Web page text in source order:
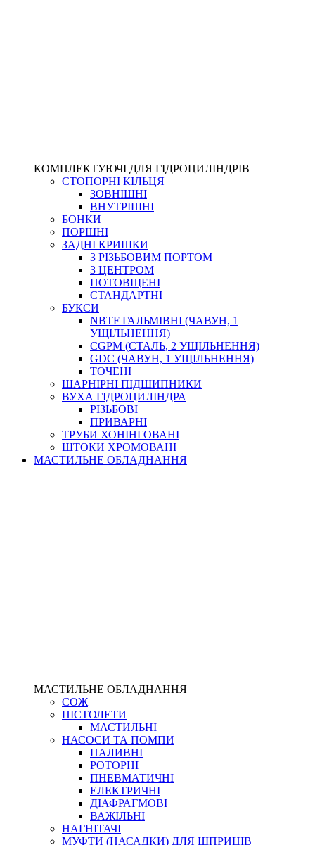
КОМПЛЕКТУЮЧІ ДЛЯ ГІДРОЦИЛІНДРІВ
СТОПОРНІ КІЛЬЦЯ
ЗОВНІШНІ
ВНУТРІШНІ
БОНКИ
ПОРШНІ
ЗАДНІ КРИШКИ
З РІЗЬБОВИМ ПОРТОМ
З ЦЕНТРОМ
ПОТОВЩЕНІ
СТАНДАРТНІ
БУКСИ
NBTF ГАЛЬМІВНІ (ЧАВУН, 1
УЩІЛЬНЕННЯ)
CGPM (СТАЛЬ, 2 УЩІЛЬНЕННЯ)
GDC (ЧАВУН, 1 УЩІЛЬНЕННЯ)
ТОЧЕНІ
ШАРНІРНІ ПІДШИПНИКИ
ВУХА ГІДРОЦИЛІНДРА
РІЗЬБОВІ
ПРИВАРНІ
ТРУБИ ХОНІНГОВАНІ
ШТОКИ ХРОМОВАНІ
МАСТИЛЬНЕ ОБЛАДНАННЯ
МАСТИЛЬНЕ ОБЛАДНАННЯ
СОЖ
ПІСТОЛЕТИ
МАСТИЛЬНІ
НАСОСИ ТА ПОМПИ
ПАЛИВНІ
РОТОРНІ
ПНЕВМАТИЧНІ
ЕЛЕКТРИЧНІ
ДІАФРАГМОВІ
ВАЖІЛЬНІ
НАГНІТАЧІ
МУФТИ (НАСАДКИ) ДЛЯ ШПРИЦІВ